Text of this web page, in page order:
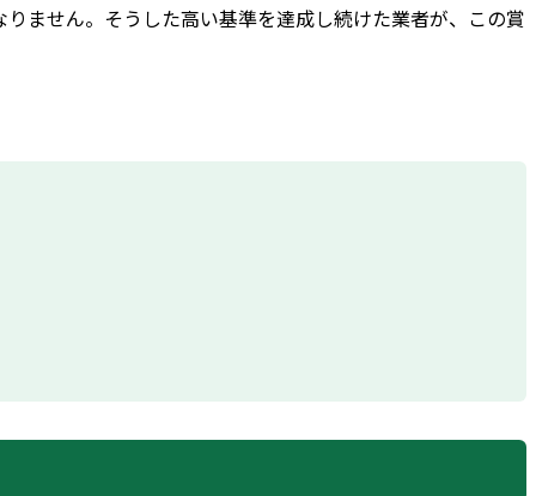
ません。そうした高い基準を達成し続けた業者が、この賞